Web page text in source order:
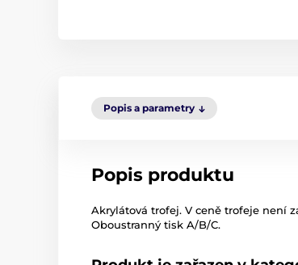
Popis a parametry
Popis produktu
Akrylátová trofej. V ceně trofeje není
Oboustranný tisk A/B/C.